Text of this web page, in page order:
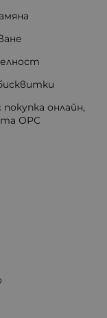
онлайн,
ОРС